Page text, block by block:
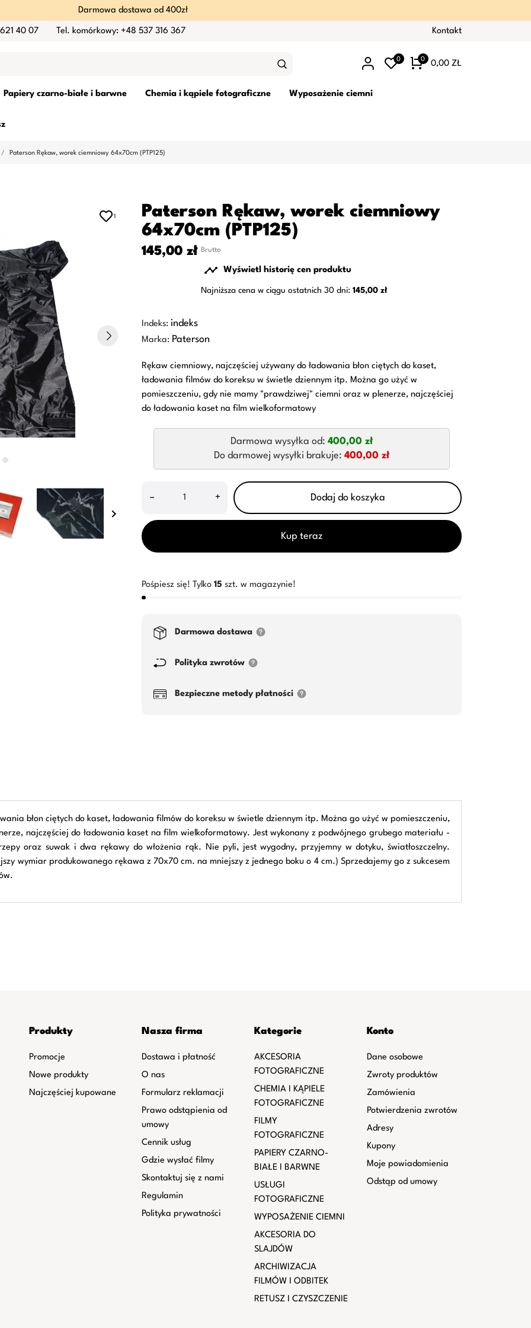
Darmowa dostawa od 400zł
40 07 Tel. komórkowy: +48 537 316 367 Kontakt
0 0 0,00 ZŁ
Papiery czarno-białe i barwne Chemia i kąpiele fotograficzne Wyposażenie ciemni
Paterson Rękaw, worek ciemniowy 64x70cm (PTP125)
keyboard_arrow_right
1
Paterson Rękaw, worek ciemniowy
64x70cm (PTP125)
145,00 zł Brutto
 Wyświetl historię cen produktu
Najniższa cena w ciągu ostatnich 30 dni: 145,00 zł
Indeks: indeks
Marka: Paterson
Rękaw ciemniowy, najczęściej używany do ładowania błon ciętych do kaset,
ładowania filmów do koreksu w świetle dziennym itp. Można go użyć w
pomieszczeniu, gdy nie mamy "prawdziwej" ciemni oraz w plenerze, najczęściej
do ładowania kaset na film wielkoformatowy
Darmowa wysyłka od: 400,00 zł
Do darmowej wysyłki brakuje: 400,00 zł
– + Dodaj do koszyka
Kup teraz
Pośpiesz się! Tylko 15 szt. w magazynie!
Darmowa dostawa
Polityka zwrotów
Bezpieczne metody płatności
błon ciętych do kaset, ładowania filmów do koreksu w świetle dziennym itp. Można go użyć w pomieszczeniu,
najczęściej do ładowania kaset na film wielkoformatowy. Jest wykonany z podwójnego grubego materiału -
oraz suwak i dwa rękawy do włożenia rąk. Nie pyli, jest wygodny, przyjemny w dotyku, światłoszczelny.
wymiar produkowanego rękawa z 70x70 cm. na mniejszy z jednego boku o 4 cm.) Sprzedajemy go z sukcesem
Produkty
Promocje
Nowe produkty
Najczęściej kupowane
Nasza firma
Dostawa i płatność
O nas
Formularz reklamacji
Prawo odstąpienia od
umowy
Cennik usług
Gdzie wysłać filmy
Skontaktuj się z nami
Regulamin
Polityka prywatności
Kategorie
AKCESORIA
FOTOGRAFICZNE
CHEMIA I KĄPIELE
FOTOGRAFICZNE
FILMY
FOTOGRAFICZNE
PAPIERY CZARNO-
BIAŁE I BARWNE
USŁUGI
FOTOGRAFICZNE
WYPOSAŻENIE CIEMNI
AKCESORIA DO
SLAJDÓW
ARCHIWIZACJA
FILMÓW I ODBITEK
RETUSZ I CZYSZCZENIE
Konto
Dane osobowe
Zwroty produktów
Zamówienia
Potwierdzenia zwrotów
Adresy
Kupony
Moje powiadomienia
Odstąp od umowy